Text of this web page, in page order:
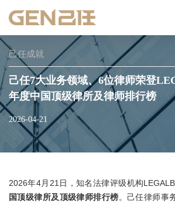
己任成就
己任7大业务领域、6位律师荣登
年度中国顶级律所及律师排行榜
2026-04-21
2026年4月21日，知名法律评级机构
国顶级律所及顶级律师排行榜。己任律师事